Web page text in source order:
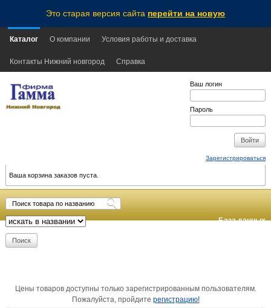
Это старая версия сайта перейти на новую
Каталог О компании Условия работы и доставка
Контакты Нижний новгород Справка
Ваш логин
Пароль
Зарегистрироваться
Ваша корзина заказов пуста.
База данных
Цены товаров доступны только зарегистрированным пользователям.
Пожалуйста, пройдите регистрацию!